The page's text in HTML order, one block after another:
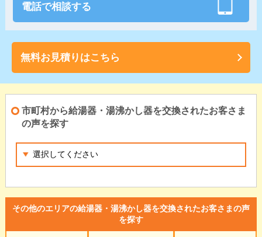
電話で相談する
無料お見積りはこちら
市町村から給湯器・湯沸かし器を交換されたお客さま
の声を探す
その他のエリアの給湯器・湯沸かし器を交換されたお客さまの声
を探す